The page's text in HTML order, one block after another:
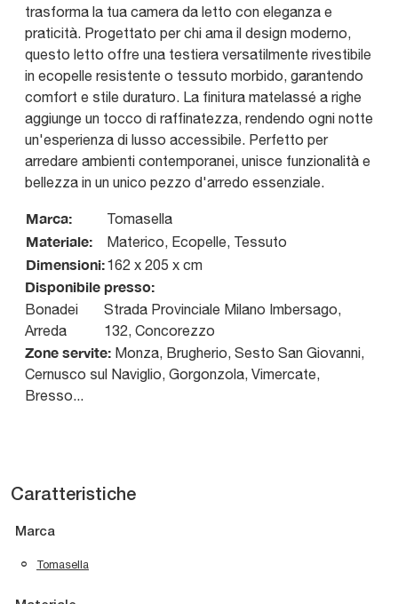
trasforma la tua camera da letto con eleganza e
praticità. Progettato per chi ama il design moderno,
questo letto offre una testiera versatilmente rivestibile
in ecopelle resistente o tessuto morbido, garantendo
comfort e stile duraturo. La finitura matelassé a righe
aggiunge un tocco di raffinatezza, rendendo ogni notte
un'esperienza di lusso accessibile. Perfetto per
arredare ambienti contemporanei, unisce funzionalità e
bellezza in un unico pezzo d'arredo essenziale.
Marca: Tomasella
Materiale: Materico, Ecopelle, Tessuto
Dimensioni:162 x 205 x cm
Disponibile presso:
Bonadei
Arreda
Strada Provinciale Milano Imbersago,
132, Concorezzo
Zone servite: Monza, Brugherio, Sesto San Giovanni,
Cernusco sul Naviglio, Gorgonzola, Vimercate,
Bresso...
Caratteristiche
Marca
Tomasella